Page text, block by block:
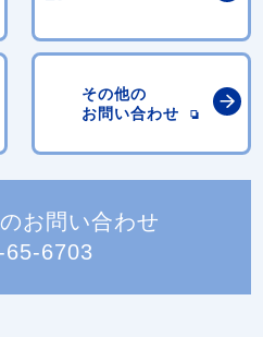
その他の
お問い合わせ
お問い合わせ
65-6703